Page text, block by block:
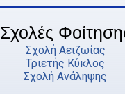
e
b
o
o
k
t
u
b
e
Σχολές
Σχολή Αειζωίας
Τριετής Κύκλος
Σχολή Ανάληψης